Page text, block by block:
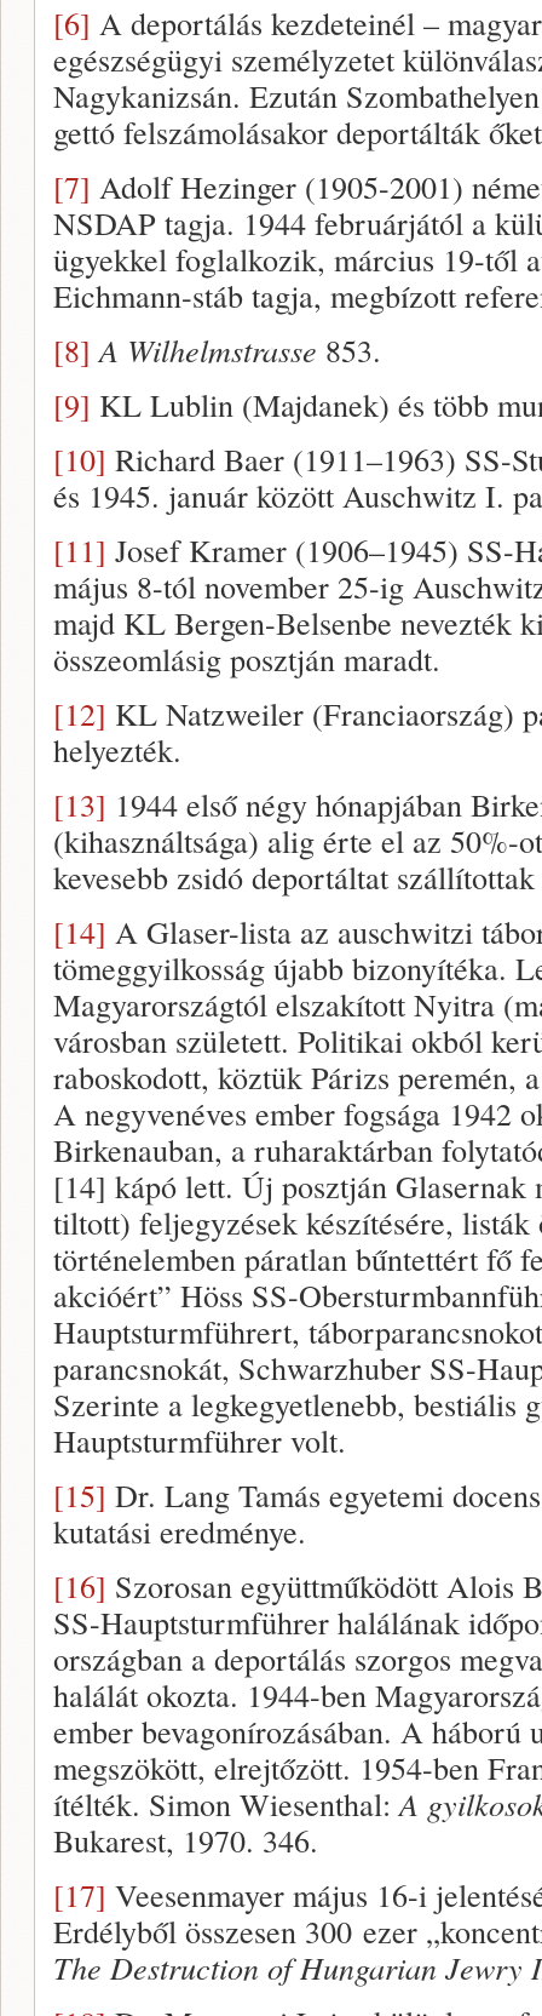
[6] A deportálás kezdeteinél –
egészségügyi személyzetet
Nagykanizsán. Ezután
gettó felszámolásakor deportálták
[7] Adolf Hezinger (1905-2001)
NSDAP tagja. 1944 februárjától a
ügyekkel foglalkozik, március 19-től
Eichmann-stáb tagja, megbízott
[8] A Wilhelmstrasse 853.
[9] KL Lublin (Majdanek) és több
[10] Richard Baer (1911–1963) SS-
és 1945. január között Auschwitz I.
[11] Josef Kramer (1906–1945) SS-
május 8-tól november 25-ig
majd KL Bergen-Belsenbe nevezték
összeomlásig posztján maradt.
[12] KL Natzweiler (Franciaország)
helyezték.
[13] 1944 első négy hónapjában
(kihasználtsága) alig érte el az 50%-
kevesebb zsidó deportáltat
[14] A Glaser-lista az auschwitzi
tömeggyilkosság újabb bizonyítéka.
Magyarországtól elszakított Nyitra
városban született. Politikai okból
raboskodott, köztük Párizs peremén,
A negyvenéves ember fogsága 1942
Birkenauban, a ruharaktárban
[14] kápó lett. Új posztján Glasernak
tiltott) feljegyzések készítésére, listák
történelemben páratlan bűntettért fő
akcióért” Höss SS-
Hauptsturmführert,
parancsnokát, Schwarzhuber SS-
Szerinte a legkegyetlenebb, bestiális
Hauptsturmführer volt.
[15] Dr. Lang Tamás egyetemi
kutatási eredménye.
[16] Szorosan együttműködött Alois
SS-Hauptsturmführer halálának
országban a deportálás szorgos
halálát okozta. 1944-ben
ember bevagonírozásában. A háború
megszökött, elrejtőzött. 1954-ben
ítélték. Simon Wiesenthal:A
Bukarest, 1970. 346.
[17] Veesenmayer május 16-i
Erdélyből összesen 300 ezer
The Destruction of Hungarian Jewry